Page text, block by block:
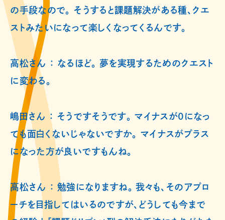
の手段なので。 そうすると課題解決がある種、クエ
ストみたいになって楽しくなってくるんです。
高松さん ： なるほど。 夢を実現するためのクエスト
に変わる。
嶋田さん ： そうですそうです。 マイナスが0になっ
ても面白くないじゃないですか。 マイナスがプラス
になった方が良いですもんね。
高松さん ： 勉強になりますね。 我々も、そのアプロ
ーチを目指してはいるのですが、どうしても今まで